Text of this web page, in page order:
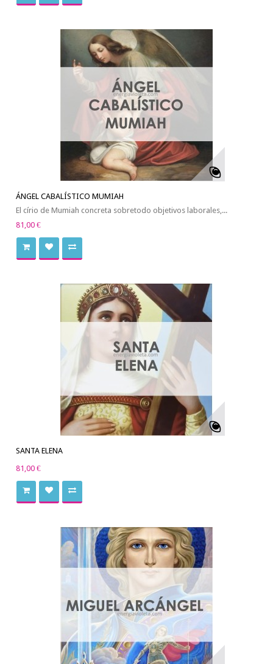
ÁNGEL CABALÍSTICO MUMIAH
El círio de Mumiah concreta sobretodo objetivos laborales,...
81,00 €
SANTA ELENA
81,00 €